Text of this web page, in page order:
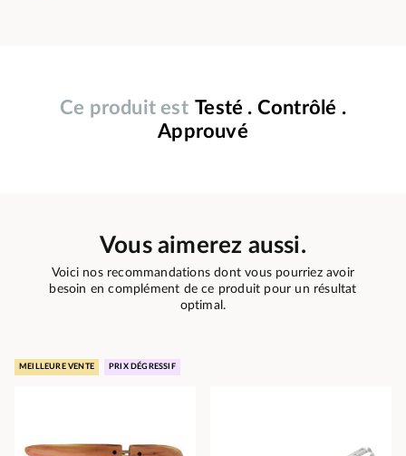
Ce produit est Testé . Contrôlé .
Approuvé
Vous aimerez aussi.
Voici nos recommandations dont vous pourriez avoir
besoin en complément de ce produit pour un résultat
optimal.
MEILLEURE VENTE PRIX DÉGRESSIF